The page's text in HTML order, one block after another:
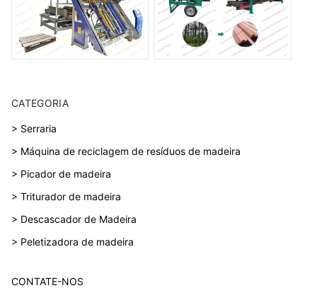
CATEGORIA
> Serraria
> Máquina de reciclagem de resíduos de madeira
> Picador de madeira
> Triturador de madeira
> Descascador de Madeira
> Peletizadora de madeira
CONTATE-NOS